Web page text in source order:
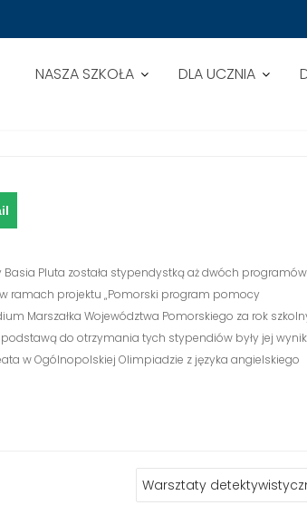
NASZA SZKOŁA DLA UCZNIA
Pluta została stypendystką aż dwóch
ramach projektu „Pomorski program pomocy
Marszałka Województwa Pomorskiego za rok
do otrzymania tych stypendiów były jej
w Ogólnopolskiej Olimpiadzie z języka angielskiego
Warsztaty